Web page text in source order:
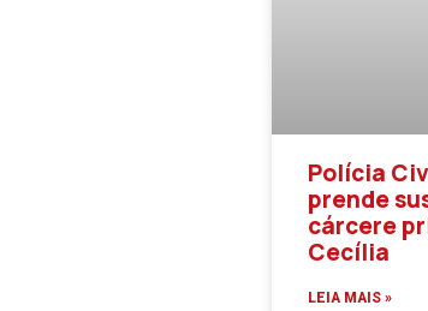
Polícia
prende
cárcere
Cecília
LEIA MAIS »